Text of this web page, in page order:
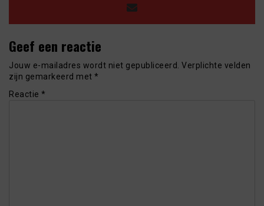
Geef een reactie
Jouw e-mailadres wordt niet gepubliceerd. Verplichte velden
zijn gemarkeerd met *
Reactie *